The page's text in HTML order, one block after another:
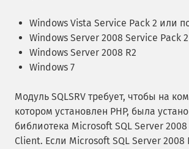
Windows Vista Service Pack 2 или
Windows Server 2008 Service Pack
Windows Server 2008 R2
Windows 7
Модуль SQLSRV требует, чтобы на
котором установлен PHP, была
библиотека Microsoft SQL Server
Client. Если Microsoft SQL Server 2008